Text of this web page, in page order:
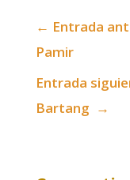
← Entrada
Pamir
Entrada
Bartang →